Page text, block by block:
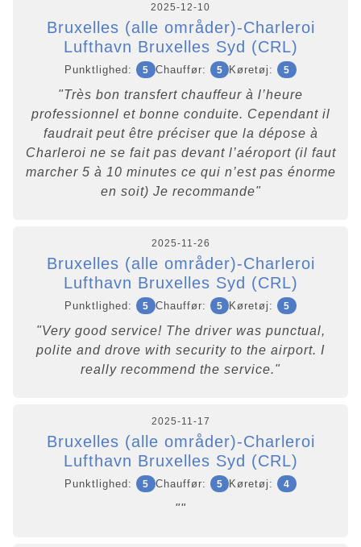
2025-12-10
Bruxelles (alle områder)-Charleroi
Lufthavn Bruxelles Syd (CRL)
Punktlighed: 5 Chauffør: 5 Køretøj: 5
"Très bon transfert chauffeur à l’heure
professionnel et bonne conduite. Cependant il
faudrait peut être préciser que la dépose à
Charleroi ne se fait pas devant l’aéroport (il faut
marcher 5 à 10 minutes ce qui n’est pas énorme
en soit) Je recommande"
2025-11-26
Bruxelles (alle områder)-Charleroi
Lufthavn Bruxelles Syd (CRL)
Punktlighed: 5 Chauffør: 5 Køretøj: 5
"Very good service! The driver was punctual,
polite and drove with security to the airport. I
really recommend the service."
2025-11-17
Bruxelles (alle områder)-Charleroi
Lufthavn Bruxelles Syd (CRL)
Punktlighed: 5 Chauffør: 5 Køretøj: 4
""